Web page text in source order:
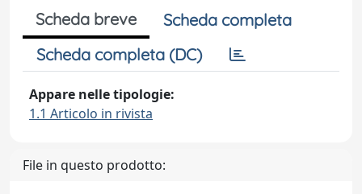
Scheda breve
Scheda completa
Scheda completa (DC)
Appare nelle tipologie:
1.1 Articolo in rivista
File in questo prodotto: